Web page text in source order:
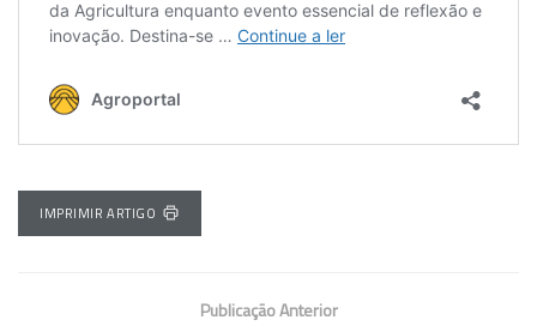
IMPRIMIR ARTIGO
Publicação Anterior